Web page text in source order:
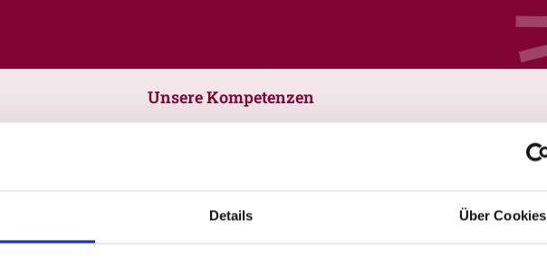
Details Über Cookies
Unsere Kompetenzen